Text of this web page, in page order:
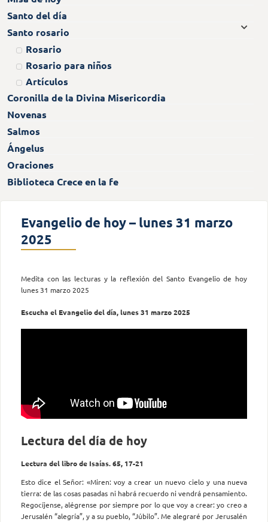
Santo del día
Santo rosario
Rosario
Rosario para niños
Artículos
Coronilla de la Divina Misericordia
Novenas
Salmos
Ángelus
Oraciones
Biblioteca Crece en la fe
Evangelio de hoy – lunes 31 marzo
2025
Medita con las lecturas y la reflexión del Santo Evangelio de hoy
lunes 31 marzo 2025
Escucha el Evangelio del día, lunes 31 marzo 2025
Lectura del día de hoy
Lectura del libro de Isaías. 65, 17-21
Esto dice el Señor: «Miren: voy a crear un nuevo cielo y una nueva
tierra: de las cosas pasadas ni habrá recuerdo ni vendrá pensamiento.
Regocíjense, alégrense por siempre por lo que voy a crear: yo creo a
Jerusalén “alegría”, y a su pueblo, “Júbilo”. Me alegraré por Jerusalén